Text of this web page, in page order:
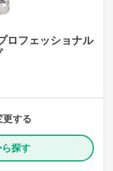
ロフェッショナル
更する
探す